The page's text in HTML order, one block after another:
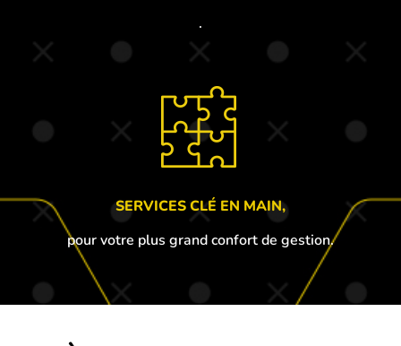
.
SERVICES CLÉ EN MAIN,
pour votre plus grand confort de gestion.